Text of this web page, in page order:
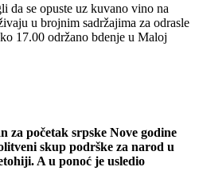
da se opuste uz kuvano vino na
u brojnim sadržajima za odrasle
17.00 održano bdenje u Maloj
za početak srpske Nove godine
skup podrške za narod u
A u ponoć je usledio